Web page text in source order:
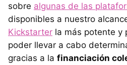
sobre algunas de las
disponibles a nuestro
Kickstarter la más potente y
poder llevar a cabo
gracias a la financiación